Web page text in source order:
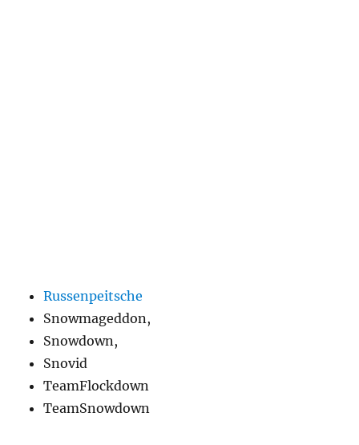
Russenpeitsche
Snowmageddon,
Snowdown,
Snovid
TeamFlockdown
TeamSnowdown